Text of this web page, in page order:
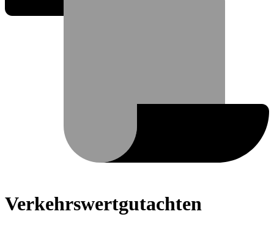
Verkehrswertgutachten